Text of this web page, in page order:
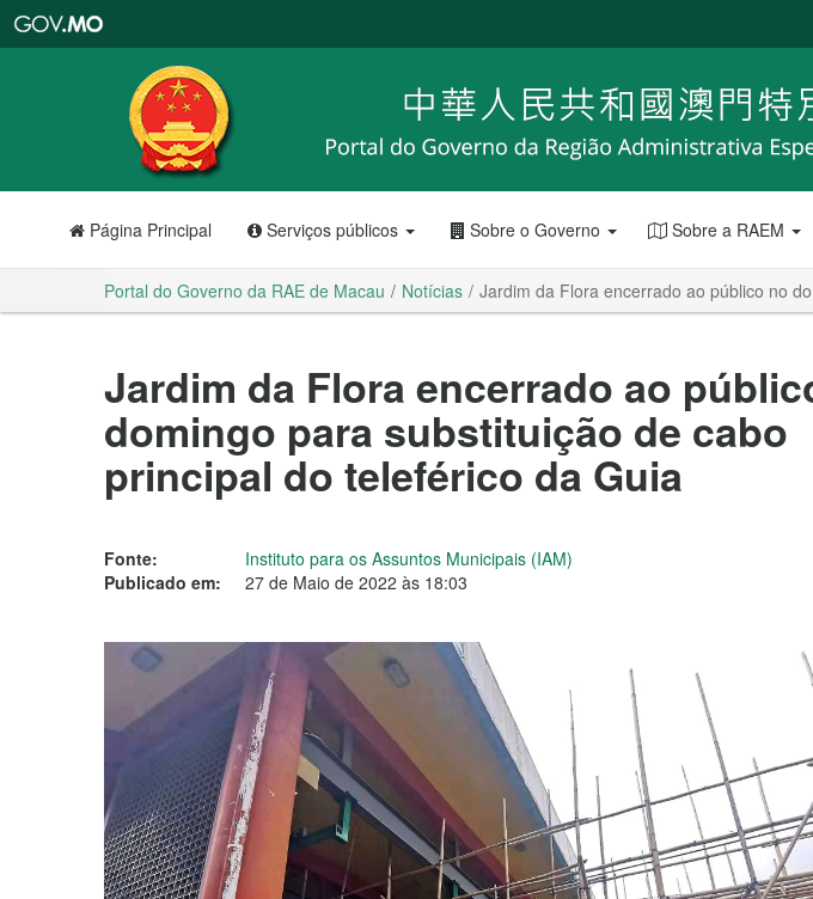
RAE
de
Macau
Página Principal Serviços públicos Sobre o Governo Sobre a RAEM
Portal do Governo da RAE de Macau Notícias Jardim da Flora encerrado ao público no
Jardim da Flora encerrado ao
domingo para substituição de cabo
principal do teleférico da Guia
Fonte:
Instituto para os Assuntos Municipais (IAM)
Publicado em:
27 de Maio de 2022 às 18:03